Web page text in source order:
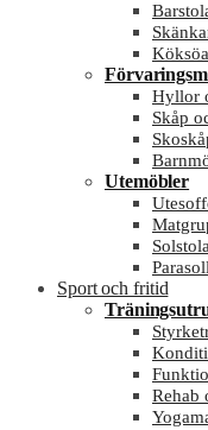
Hyllor
Skåp
Utemöbler
Sport och fritid
Rehab